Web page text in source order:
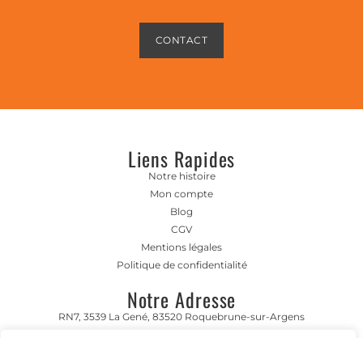
CONTACT
Liens Rapides
Notre histoire
Mon compte
Blog
CGV
Mentions légales
Politique de confidentialité
Notre Adresse
RN7, 3539 La Gené, 83520 Roquebrune-sur-Argens